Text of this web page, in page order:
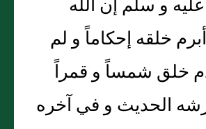
خلقه إحكاماً و لم
خلق شمساً و قمراً
الحديث و في آخره